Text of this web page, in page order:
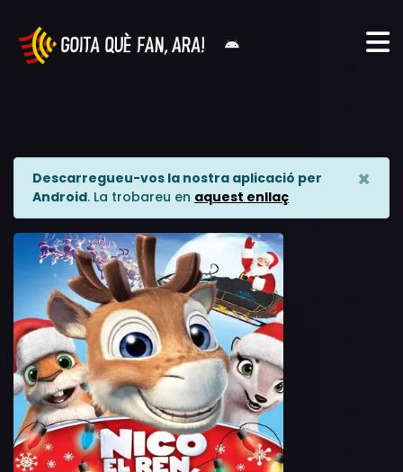
Descarregueu-vos la nostra aplicació per
Android. La trobareu en aquest enllaç
×